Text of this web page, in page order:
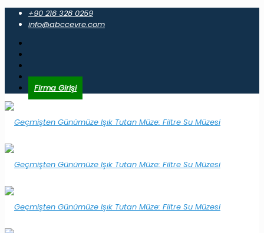
+90 216 328 0259
info@abccevre.com
Firma Girişi